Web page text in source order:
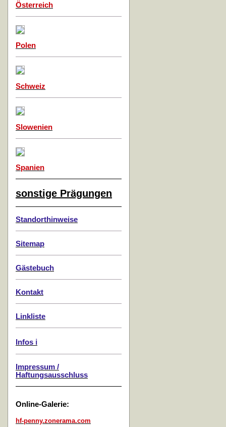
Österreich
Polen
Schweiz
Slowenien
Spanien
sonstige Prägungen
Standorthinweise
Sitemap
Gästebuch
Kontakt
Linkliste
Infos ℹ️
Impressum /
Haftungsausschluss
Online-Galerie:
hf-penny.zonerama.com